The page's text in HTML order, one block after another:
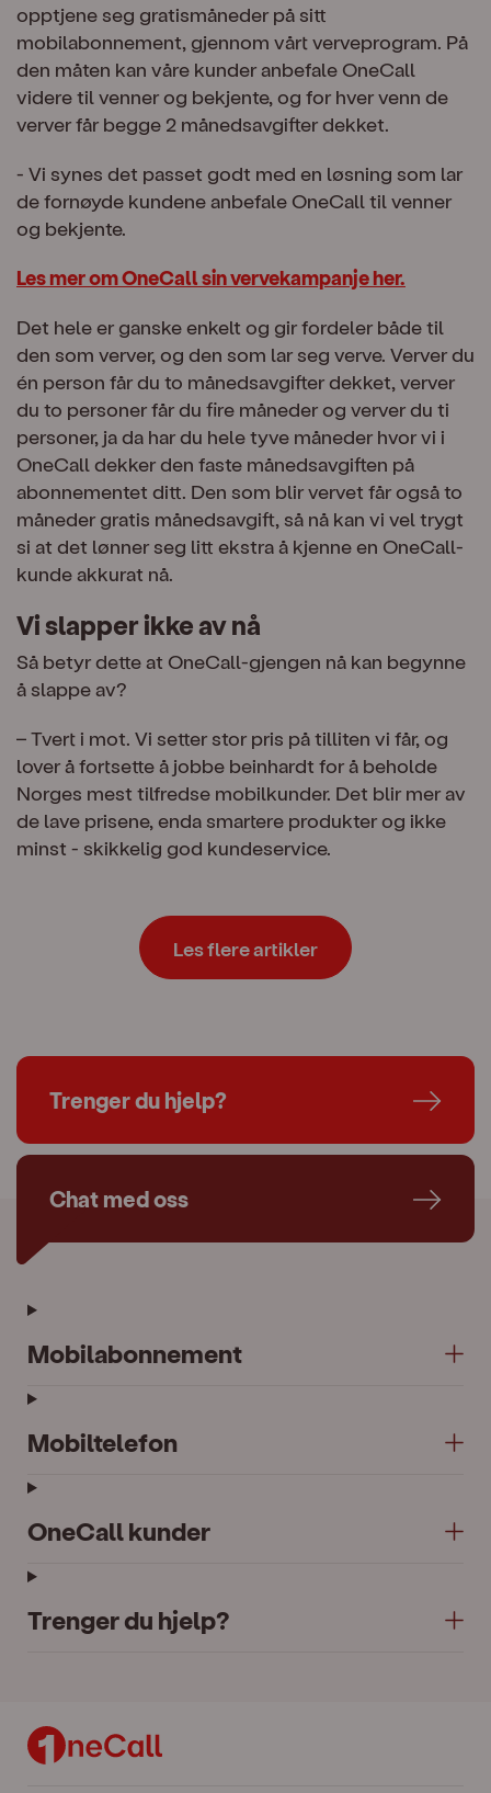
opptjene seg gratismåneder på sitt
mobilabonnement, gjennom vårt verveprogram. På
den måten kan våre kunder anbefale OneCall
videre til venner og bekjente, og for hver venn de
verver får begge 2 månedsavgifter dekket.
- Vi synes det passet godt med en løsning som lar
de fornøyde kundene anbefale OneCall til venner
og bekjente.
Les mer om OneCall sin vervekampanje her.
Det hele er ganske enkelt og gir fordeler både til
den som verver, og den som lar seg verve. Verver du
én person får du to månedsavgifter dekket, verver
du to personer får du fire måneder og verver du ti
personer, ja da har du hele tyve måneder hvor vi i
OneCall dekker den faste månedsavgiften på
abonnementet ditt. Den som blir vervet får også to
måneder gratis månedsavgift, så nå kan vi vel trygt
si at det lønner seg litt ekstra å kjenne en OneCall-
kunde akkurat nå.
Vi slapper ikke av nå
Så betyr dette at OneCall-gjengen nå kan begynne
å slappe av?
– Tvert i mot. Vi setter stor pris på tilliten vi får, og
lover å fortsette å jobbe beinhardt for å beholde
Norges mest tilfredse mobilkunder. Det blir mer av
de lave prisene, enda smartere produkter og ikke
minst - skikkelig god kundeservice.
Les flere artikler
Trenger du hjelp?
Chat med oss
Mobilabonnement
Mobiltelefon
OneCall kunder
Trenger du hjelp?